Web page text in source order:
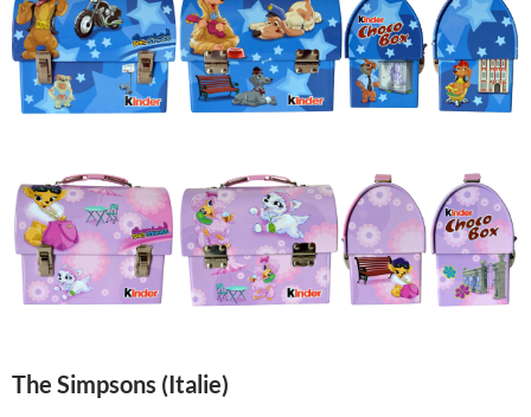
The Simpsons (Italie)